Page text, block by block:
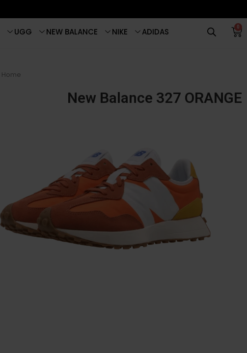
0
ADIDAS
NIKE
NEW BALANCE
UGG
Home
New Balance 327 ORANGE